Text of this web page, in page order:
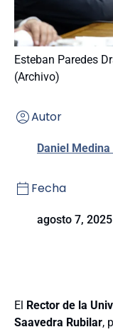
Esteban Paredes
(Archivo)
Autor
Daniel
Fecha
agosto 7, 2025
El Rector de la
Saavedra Rubilar,